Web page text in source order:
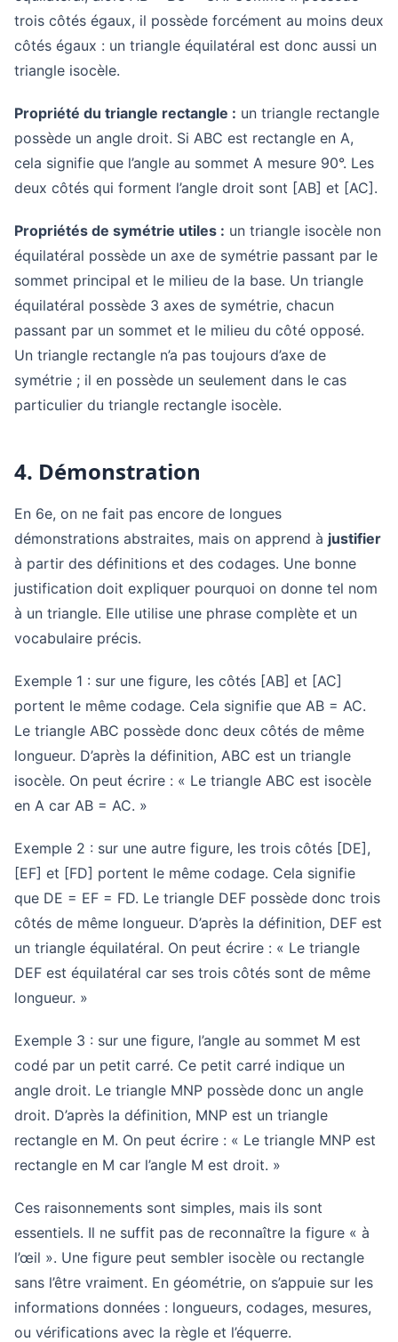
trois côtés égaux, il possède forcément au moins deux
côtés égaux : un triangle équilatéral est donc aussi un
triangle isocèle.
Propriété du triangle rectangle : un triangle rectangle
possède un angle droit. Si ABC est rectangle en A,
cela signifie que l’angle au sommet A mesure 90°. Les
deux côtés qui forment l’angle droit sont [AB] et [AC].
Propriétés de symétrie utiles : un triangle isocèle non
équilatéral possède un axe de symétrie passant par le
sommet principal et le milieu de la base. Un triangle
équilatéral possède 3 axes de symétrie, chacun
passant par un sommet et le milieu du côté opposé.
Un triangle rectangle n’a pas toujours d’axe de
symétrie ; il en possède un seulement dans le cas
particulier du triangle rectangle isocèle.
4. Démonstration
En 6e, on ne fait pas encore de longues
démonstrations abstraites, mais on apprend à justifier
à partir des définitions et des codages. Une bonne
justification doit expliquer pourquoi on donne tel nom
à un triangle. Elle utilise une phrase complète et un
vocabulaire précis.
Exemple 1 : sur une figure, les côtés [AB] et [AC]
portent le même codage. Cela signifie que AB = AC.
Le triangle ABC possède donc deux côtés de même
longueur. D’après la définition, ABC est un triangle
isocèle. On peut écrire : « Le triangle ABC est isocèle
en A car AB = AC. »
Exemple 2 : sur une autre figure, les trois côtés [DE],
[EF] et [FD] portent le même codage. Cela signifie
que DE = EF = FD. Le triangle DEF possède donc trois
côtés de même longueur. D’après la définition, DEF est
un triangle équilatéral. On peut écrire : « Le triangle
DEF est équilatéral car ses trois côtés sont de même
longueur. »
Exemple 3 : sur une figure, l’angle au sommet M est
codé par un petit carré. Ce petit carré indique un
angle droit. Le triangle MNP possède donc un angle
droit. D’après la définition, MNP est un triangle
rectangle en M. On peut écrire : « Le triangle MNP est
rectangle en M car l’angle M est droit. »
Ces raisonnements sont simples, mais ils sont
essentiels. Il ne suffit pas de reconnaître la figure « à
l’œil ». Une figure peut sembler isocèle ou rectangle
sans l’être vraiment. En géométrie, on s’appuie sur les
informations données : longueurs, codages, mesures,
ou vérifications avec la règle et l’équerre.